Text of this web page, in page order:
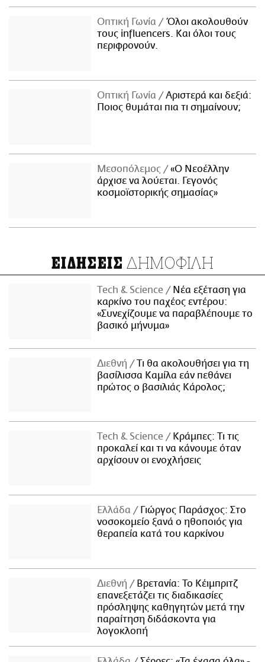
Οπτική Γωνία
Όλοι ακολουθούν
τους influencers. Και όλοι τους
περιφρονούν.
Οπτική Γωνία
Αριστερά και δεξιά:
Ποιος θυμάται πια τι σημαίνουν;
Μεσοπόλεμος
«Ο Νεοέλλην
άρχισε να λούεται. Γεγονός
κοσμοϊστορικής σημασίας»
ΕΙΔΗΣΕΙΣ ΔΗΜΟΦΙΛΗ
Τech & Science
Νέα εξέταση για
καρκίνο του παχέος εντέρου:
«Συνεχίζουμε να παραβλέπουμε το
βασικό μήνυμα»
Διεθνή
Τι θα ακολουθήσει για τη
βασίλισσα Καμίλα εάν πεθάνει
πρώτος ο βασιλιάς Κάρολος;
Τech & Science
Κράμπες: Τι τις
προκαλεί και τι να κάνουμε όταν
αρχίσουν οι ενοχλήσεις
Ελλάδα
Γιώργος Παράσχος: Στο
νοσοκομείο ξανά ο ηθοποιός για
θεραπεία κατά του καρκίνου
Διεθνή
Βρετανία: Το Κέιμπριτζ
επανεξετάζει τις διαδικασίες
πρόσληψης καθηγητών μετά την
παραίτηση διδάσκοντα για
λογοκλοπή